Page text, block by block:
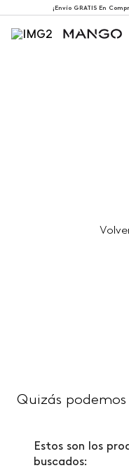
¡Envío GRATIS En
Quizás
Estos son los
buscados: